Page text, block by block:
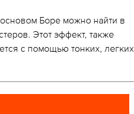
Боре можно найти в
Этот эффект, также
с помощью тонких, легких